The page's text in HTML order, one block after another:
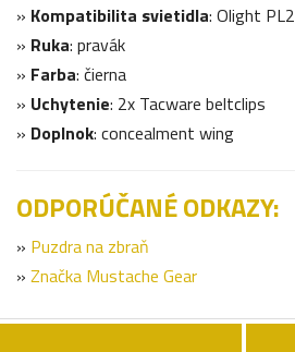
» Kompatibilita svietidla: Olight PL2
» Ruka: pravák
» Farba: čierna
» Uchytenie: 2x Tacware beltclips
» Doplnok: concealment wing
ODPORÚČANÉ ODKAZY:
» Puzdra na zbraň
» Značka Mustache Gear